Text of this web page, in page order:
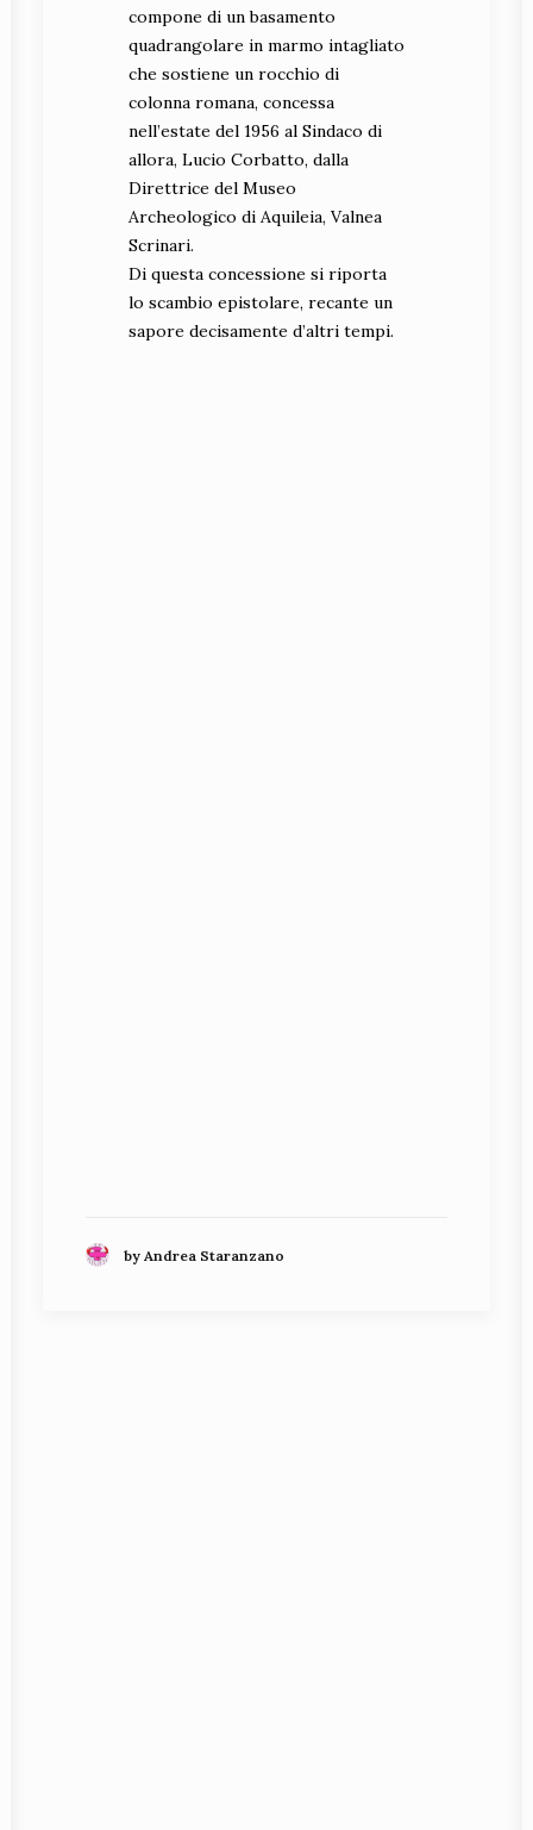
compone di un basamento
quadrangolare in marmo intagliato
che sostiene un rocchio di
colonna romana, concessa
nell’estate del 1956 al Sindaco di
allora, Lucio Corbatto, dalla
Direttrice del Museo
Archeologico di Aquileia, Valnea
Scrinari.
Di questa concessione si riporta
lo scambio epistolare, recante un
sapore decisamente d’altri tempi.
by Andrea Staranzano